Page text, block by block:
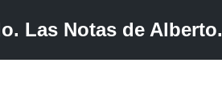
Las Notas de Alberto.